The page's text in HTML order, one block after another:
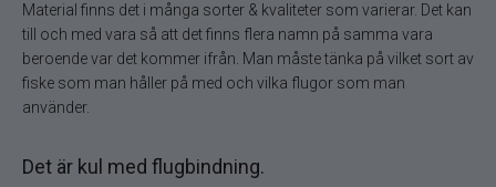
Material finns det i många sorter & kvaliteter som varierar. Det kan
till och med vara så att det finns flera namn på samma vara
beroende var det kommer ifrån. Man måste tänka på vilket sort av
fiske som man håller på med och vilka flugor som man
använder.
Det är kul med flugbindning.